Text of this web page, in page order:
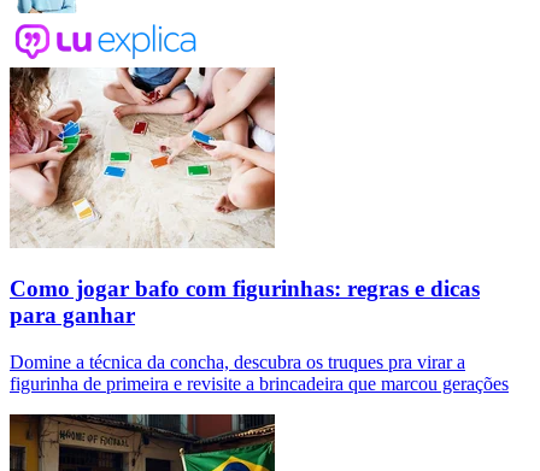
Como jogar bafo com figurinhas: regras e dicas
para ganhar
Domine a técnica da concha, descubra os truques pra virar a
figurinha de primeira e revisite a brincadeira que marcou gerações